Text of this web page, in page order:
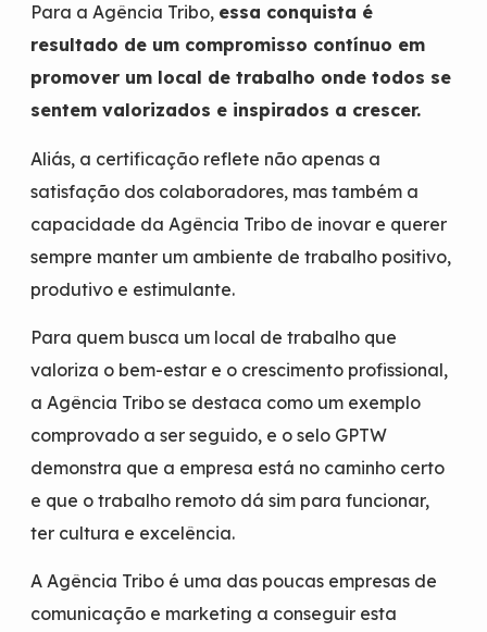
Para a Agência Tribo, essa conquista é
resultado de um compromisso contínuo em
promover um local de trabalho onde todos se
sentem valorizados e inspirados a crescer.
Aliás, a certificação reflete não apenas a
satisfação dos colaboradores, mas também a
capacidade da Agência Tribo de inovar e querer
sempre manter um ambiente de trabalho positivo,
produtivo e estimulante.
Para quem busca um local de trabalho que
valoriza o bem-estar e o crescimento profissional,
a Agência Tribo se destaca como um exemplo
comprovado a ser seguido, e o selo GPTW
demonstra que a empresa está no caminho certo
e que o trabalho remoto dá sim para funcionar,
ter cultura e excelência.
A Agência Tribo é uma das poucas empresas de
comunicação e marketing a conseguir esta